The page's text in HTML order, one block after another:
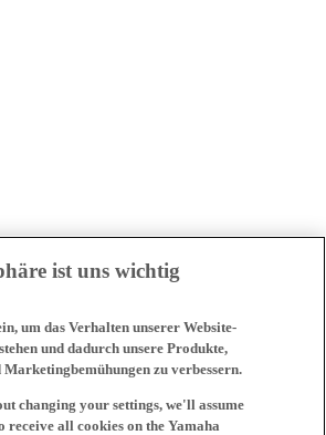
ist uns wichtig
um das Verhalten unserer Website-
und dadurch unsere Produkte,
Marketingbemühungen zu verbessern.
changing your settings, we'll assume
receive all cookies on the Yamaha